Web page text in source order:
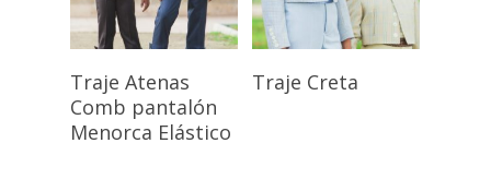
Seleccionar
Opciones
Traje Atenas
Comb pantalón
Menorca Elástico
Seleccionar
Traje Creta